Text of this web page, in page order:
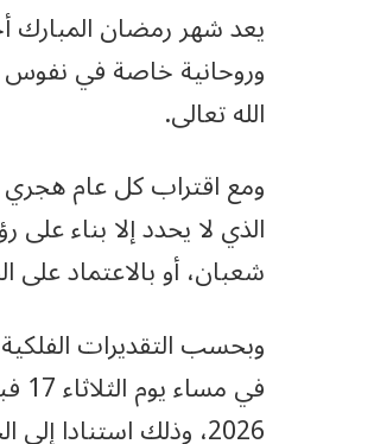
يعد شهر رمضان المبارك
وروحانية خاصة في نفوس
الله تعالى.
ومع اقتراب كل عام هجري
الذي لا يحدد إلا بناء
شعبان، أو بالاعتماد على
2026، وذلك استنادا